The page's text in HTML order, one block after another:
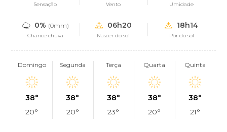
Sensação Vento Umidade
0% (0mm)
Chance chuva
06h20
Nascer do sol
18h14
Pôr do sol
Domingo
38°
20°
Segunda
38°
20°
Terça
38°
23°
Quarta
38°
20°
Quinta
38°
21°